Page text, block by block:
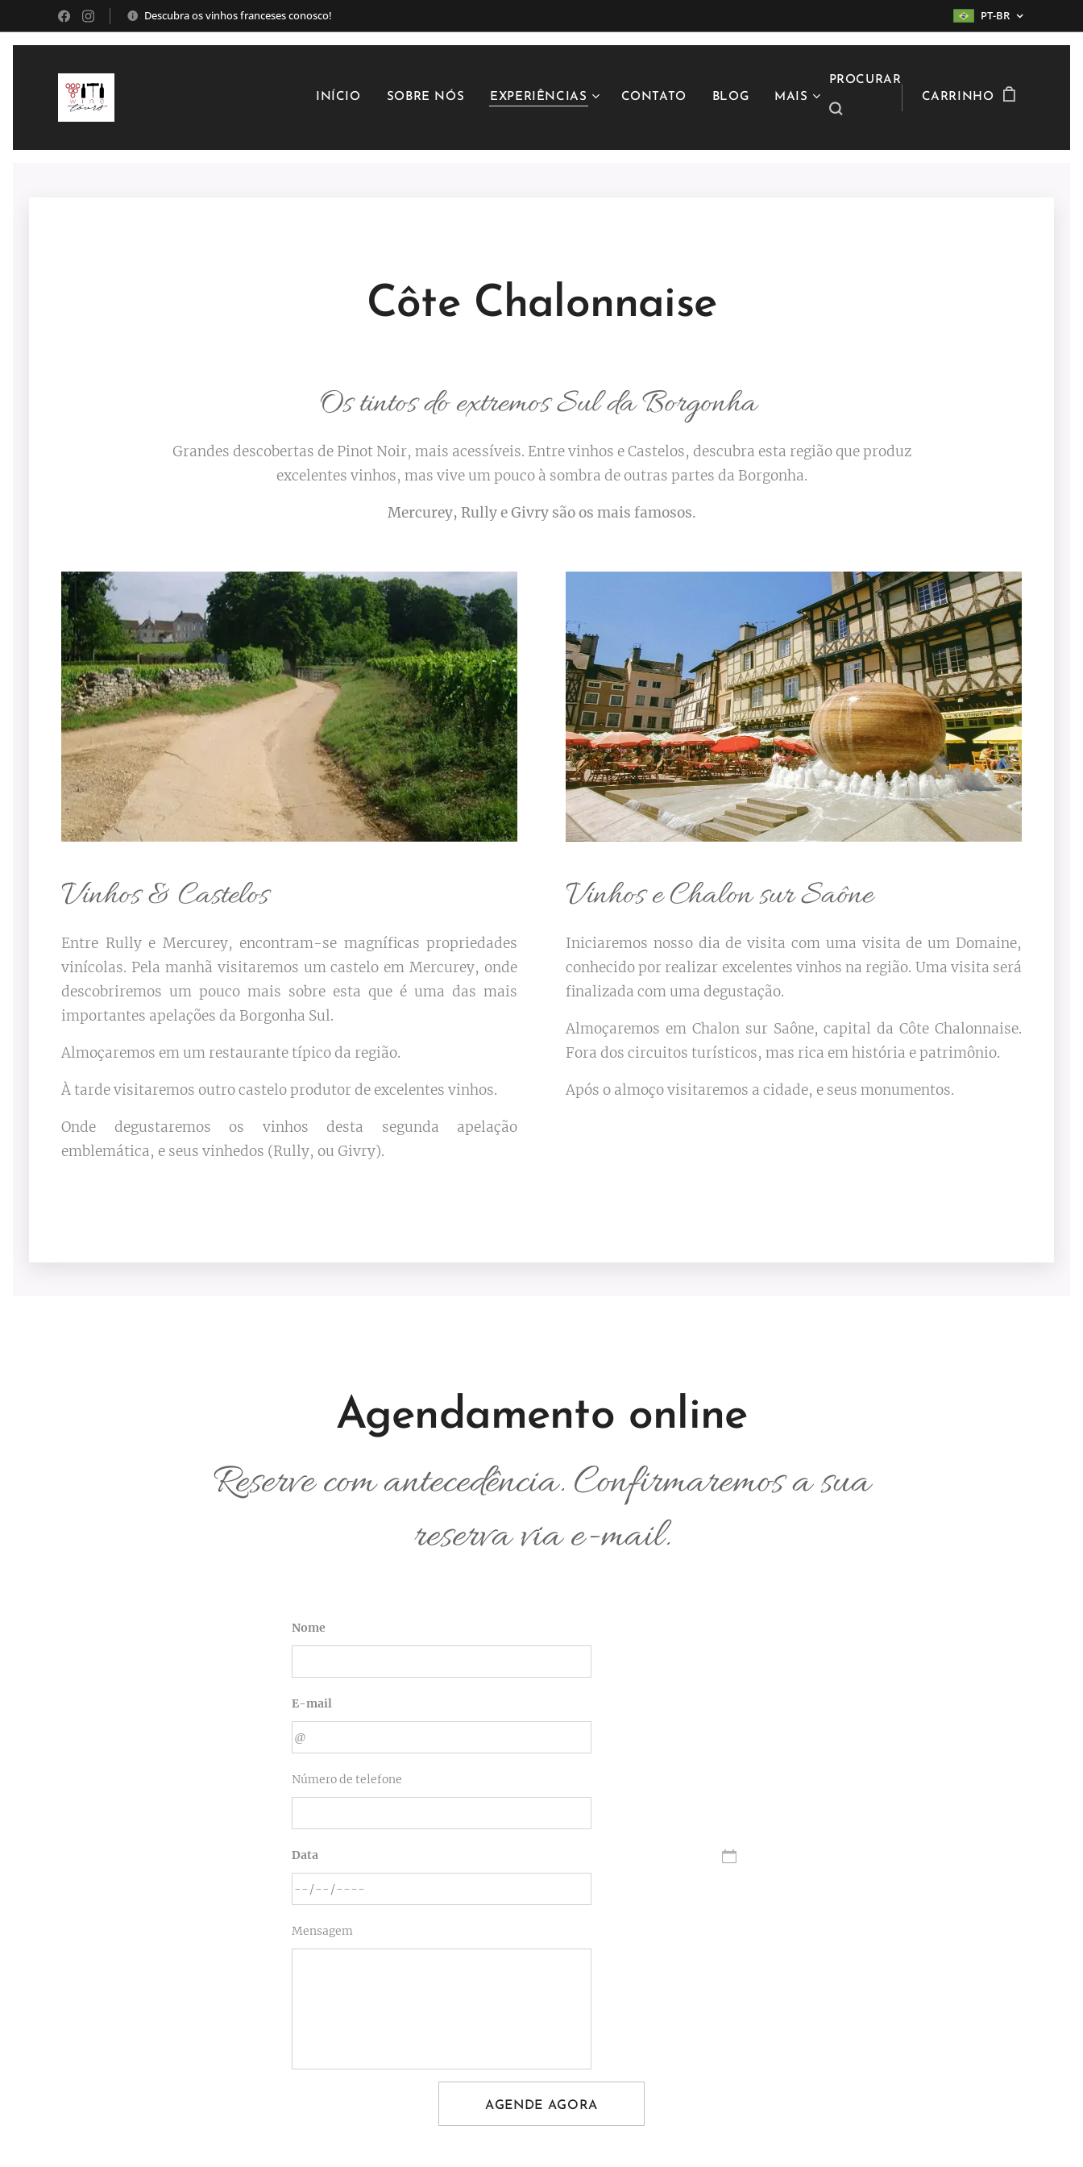
Descubra os vinhos franceses conosco! PT-BR
INÍCIO SOBRE NÓS EXPERIÊNCIAS CONTATO BLOG MAIS
PROCURAR
CARRINHO
Côte Chalonnaise
Os tintos do extremos Sul da Borgonha
Grandes descobertas de Pinot Noir, mais acessíveis. Entre vinhos e Castelos, descubra esta região que produz
excelentes vinhos, mas vive um pouco à sombra de outras partes da Borgonha.
Mercurey, Rully e Givry são os mais famosos.
Vinhos & Castelos
Entre Rully e Mercurey, encontram-se magníficas propriedades
vinícolas. Pela manhã visitaremos um castelo em Mercurey, onde
descobriremos um pouco mais sobre esta que é uma das mais
importantes apelações da Borgonha Sul.
Almoçaremos em um restaurante típico da região.
À tarde visitaremos outro castelo produtor de excelentes vinhos.
Onde degustaremos os vinhos desta segunda apelação
emblemática, e seus vinhedos (Rully, ou Givry).
Vinhos e Chalon sur Saône
Iniciaremos nosso dia de visita com uma visita de um Domaine,
conhecido por realizar excelentes vinhos na região. Uma visita será
finalizada com uma degustação.
Almoçaremos em Chalon sur Saône, capital da Côte Chalonnaise.
Fora dos circuitos turísticos, mas rica em história e patrimônio.
Após o almoço visitaremos a cidade, e seus monumentos.
Agendamento online
Reserve com antecedência. Confirmaremos a sua
reserva via e-mail.
Nome
E-mail
Número de telefone
Data
Mensagem
AGENDE AGORA